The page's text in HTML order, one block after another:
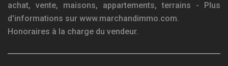
achat, vente, maisons, appartements, terrains - Plus
d'informations sur www.marchandimmo.com.
Honoraires à la charge du vendeur.